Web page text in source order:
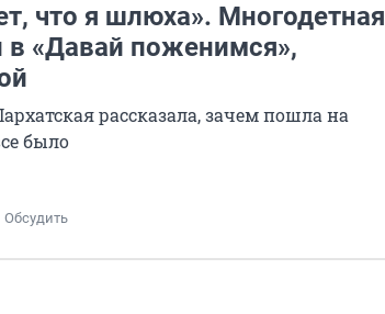
что я шлюха». Многодетная
в «Давай поженимся»,
рассказала, зачем пошла на
было
Обсудить